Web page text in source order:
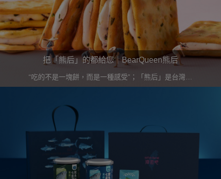
把「熊后」的都給您｜BearQueen熊后
“吃的不是一塊餅，而是一種感受”；「熊后」是台灣話
─「最好的」諧音，如字所意，純粹真誠、真心想表達給